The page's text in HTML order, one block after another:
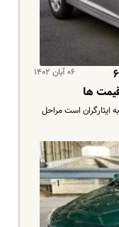
۰۶ آبان ۱۴۰۲
خورد | ۶۰
ایثارگران است مراحل